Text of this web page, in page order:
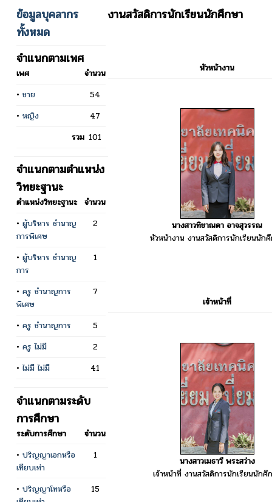
ข้อมูลบุคลากร
ทั้งหมด
จำแนกตามเพศ
เพศ
จำนวน
• ชาย
54
• หญิง
47
รวม 101
จำแนกตามตำแหน่ง
วิทยะฐานะ
ตำแหน่งวิทยะฐานะ จำนวน
• ผู้บริหาร ชำนาญ
การพิเศษ
2
• ผู้บริหาร ชำนาญ
การ
1
• ครู ชำนาญการ
พิเศษ
7
• ครู ชำนาญการ
5
• ครู ไม่มี
2
•ไม่มี ไม่มี 41
จำแนกตามระดับ
การศึกษา
ระดับการศึกษา
จำนวน
• ปริญญาเอกหรือ
เทียบเท่า
1
• ปริญญาโทหรือ
15
งานสวัสดิการนักเรียนนักศึกษา
หัวหน้างาน
นางสาวทิชาณดา อาจสุวรรณ
หัวหน้างาน งานสวัสดิการนักเรียนนัก
เจ้าหน้าที่
นางสาวเมธาวี พระสว่าง
เจ้าหน้าที่ งานสวัสดิการนักเรียนนักศึ